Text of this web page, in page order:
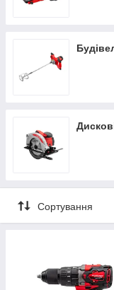
Сортування